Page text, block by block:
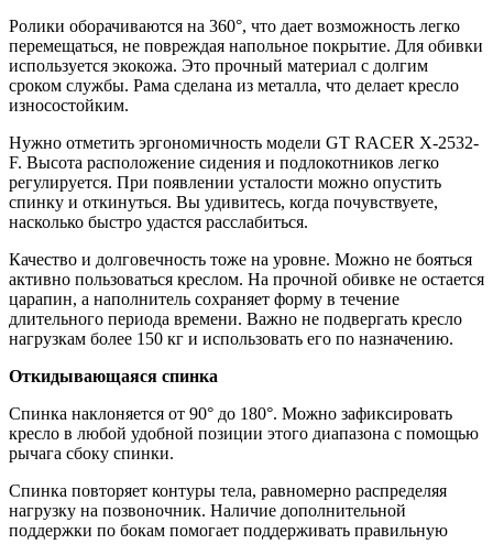
Ролики оборачиваются на 360°, что дает возможность легко
перемещаться, не повреждая напольное покрытие. Для обивки
используется экокожа. Это прочный материал с долгим
сроком службы. Рама сделана из металла, что делает кресло
износостойким.
Нужно отметить эргономичность модели GT RACER X-2532-
F. Высота расположение сидения и подлокотников легко
регулируется. При появлении усталости можно опустить
спинку и откинуться. Вы удивитесь, когда почувствуете,
насколько быстро удастся расслабиться.
Качество и долговечность тоже на уровне. Можно не бояться
активно пользоваться креслом. На прочной обивке не остается
царапин, а наполнитель сохраняет форму в течение
длительного периода времени. Важно не подвергать кресло
нагрузкам более 150 кг и использовать его по назначению.
Откидывающаяся спинка
Спинка наклоняется от 90° до 180°. Можно зафиксировать
кресло в любой удобной позиции этого диапазона с помощью
рычага сбоку спинки.
Спинка повторяет контуры тела, равномерно распределяя
нагрузку на позвоночник. Наличие дополнительной
поддержки по бокам помогает поддерживать правильную